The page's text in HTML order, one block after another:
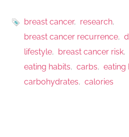
breast cancer
research
breast cancer recurrence
lifestyle
breast cancer risk
eating habits
carbs
eating
carbohydrates
calories